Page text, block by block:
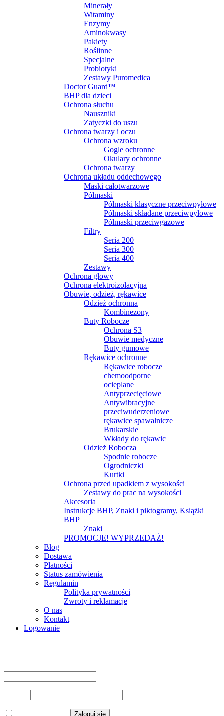
Minerały
Witaminy
Enzymy
Aminokwasy
Pakiety
Roślinne
Specjalne
Probiotyki
Zestawy Puromedica
Doctor Guard™
BHP dla dzieci
Ochrona słuchu
Nauszniki
Zatyczki do uszu
Ochrona twarzy i oczu
Ochrona wzroku
Gogle ochronne
Okulary ochronne
Ochrona twarzy
Ochrona układu oddechowego
Maski całotwarzowe
Półmaski
Półmaski klasyczne przeciwpyłowe
Półmaski składane przeciwpyłowe
Półmaski przeciwgazowe
Filtry
Seria 200
Seria 300
Seria 400
Zestawy
Ochrona głowy
Ochrona elektroizolacyjna
Obuwie, odzież, rękawice
Odzież ochronna
Kombinezony
Buty Robocze
Ochrona S3
Obuwie medyczne
Buty gumowe
Rękawice ochronne
Rękawice robocze
chemoodporne
ocieplane
Antyprzecięciowe
Antywibracyjne
przeciwuderzeniowe
rękawice spawalnicze
Brukarskie
Wkłady do rękawic
Odzież Robocza
Spodnie robocze
Ogrodniczki
Kurtki
Ochrona przed upadkiem z wysokości
Zestawy do prac na wysokości
Akcesoria
Instrukcje BHP, Znaki i piktogramy, Książki
BHP
Znaki
PROMOCJE! WYPRZEDAŻ!
Blog
Dostawa
Płatności
Status zamówienia
Regulamin
Polityka prywatności
Zwroty i reklamacje
O nas
Kontakt
Logowanie
Zaloguj się